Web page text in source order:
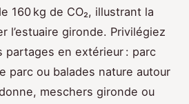
160 kg de CO₂, illustrant la
l’estuaire gironde. Privilégiez
partages en extérieur : parc
parc ou balades nature autour
meschers gironde ou